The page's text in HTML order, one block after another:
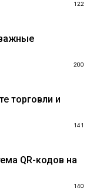
122
200
торговли и
141
QR-кодов на
140